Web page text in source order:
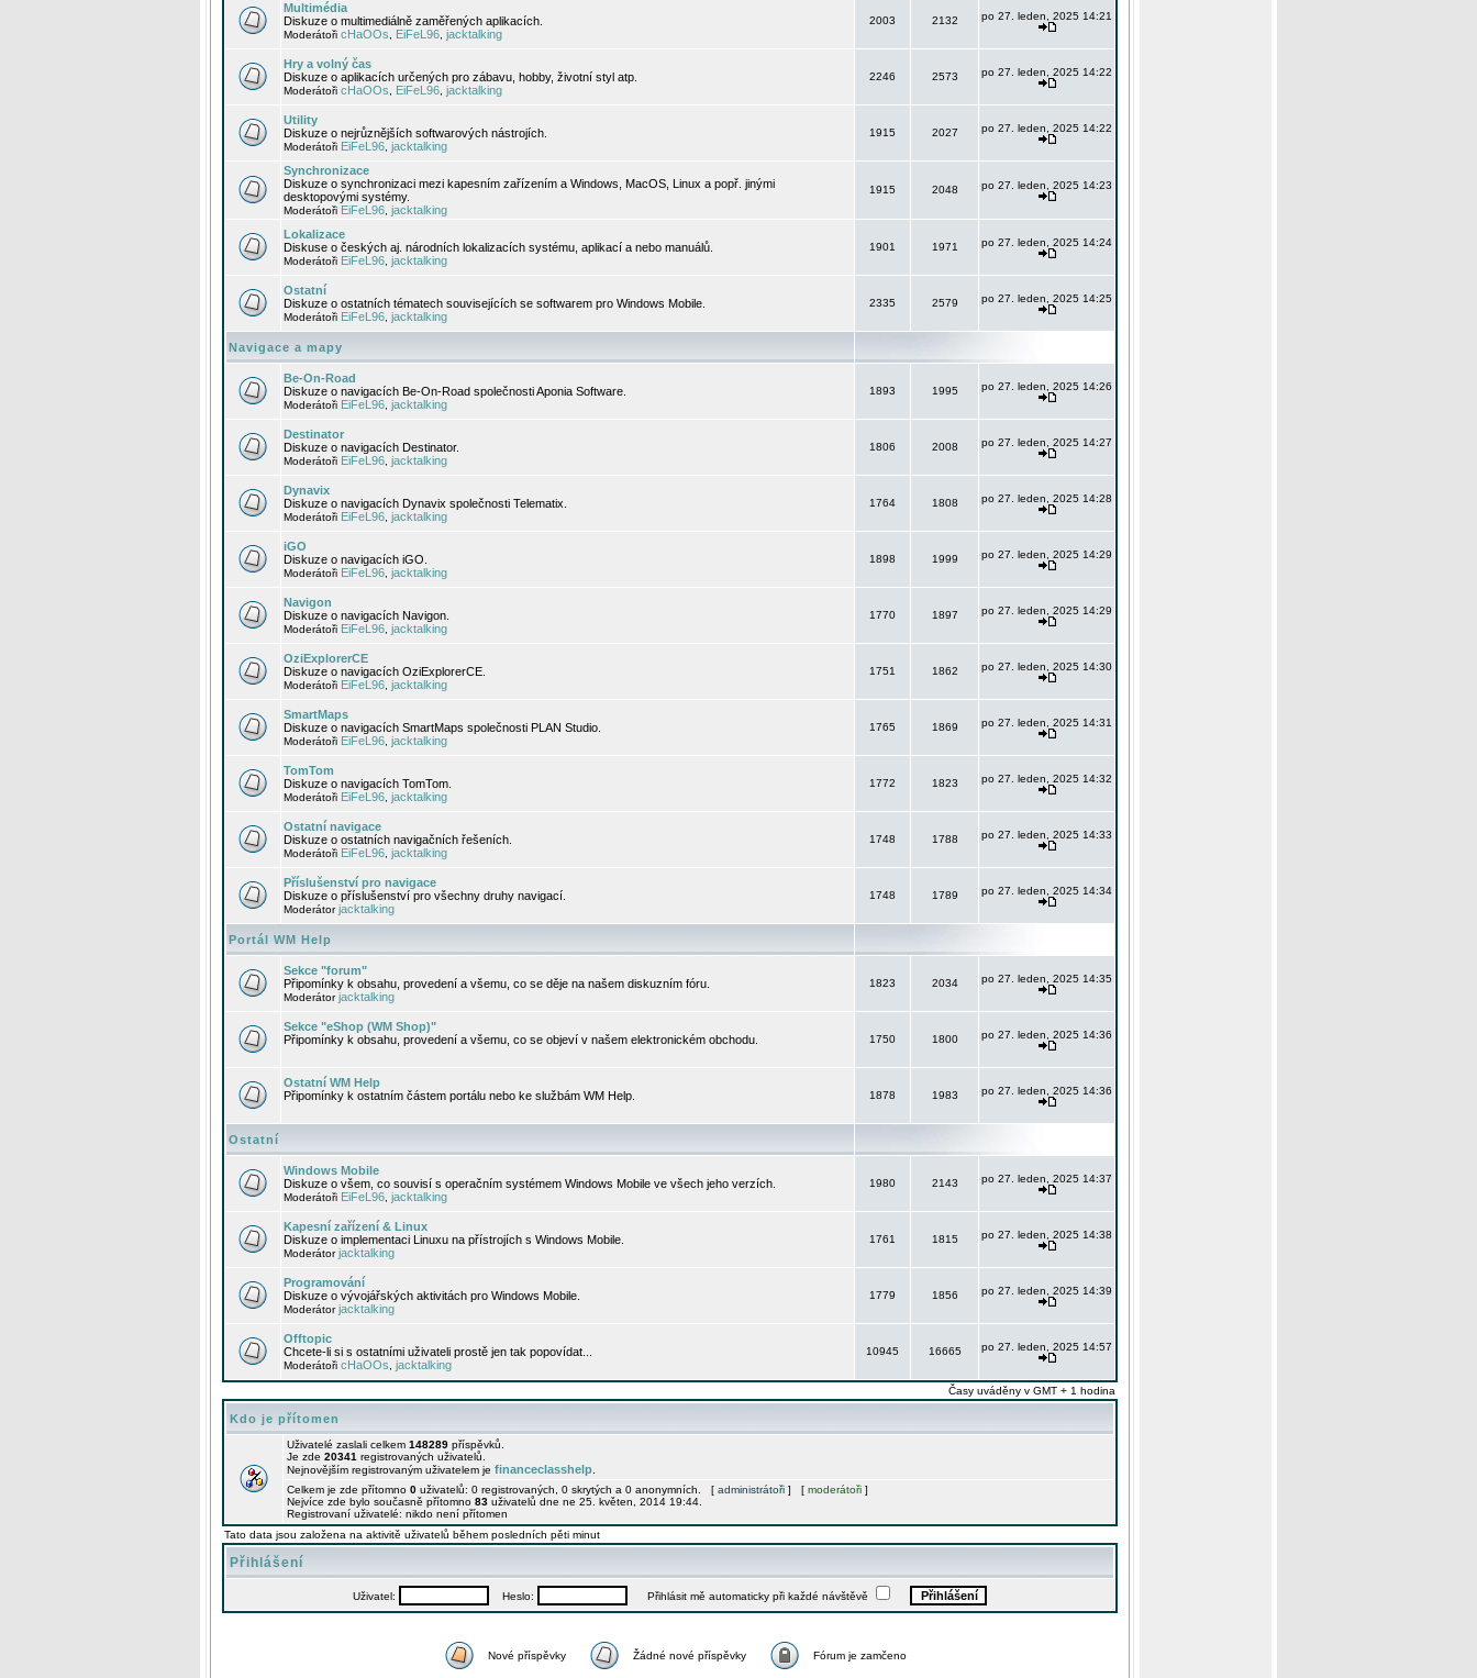
Multimédia
Diskuze o multimediálně zaměřených aplikacích.
Moderátoři cHaOOs EiFeL96 jacktalking
2003 2132 po 27. leden, 2025 14:21
Hry a volný čas
Diskuze o aplikacích určených pro zábavu, hobby, životní styl atp.
Moderátoři cHaOOs EiFeL96 jacktalking
2246 2573 po 27. leden, 2025 14:22
Utility
Diskuze o nejrůznějších softwarových nástrojích.
Moderátoři EiFeL96 jacktalking
1915 2027 po 27. leden, 2025 14:22
Synchronizace
Diskuze o synchronizaci mezi kapesním zařízením a Windows, MacOS, Linux a popř. jinými
desktopovými systémy.
Moderátoři EiFeL96 jacktalking
1915 2048 po 27. leden, 2025 14:23
Lokalizace
Diskuse o českých aj. národních lokalizacích systému, aplikací a nebo manuálů.
Moderátoři EiFeL96 jacktalking
1901 1971 po 27. leden, 2025 14:24
Ostatní
Diskuze o ostatních tématech souvisejících se softwarem pro Windows Mobile.
Moderátoři EiFeL96 jacktalking
2335 2579 po 27. leden, 2025 14:25
Navigace a mapy
Be-On-Road
Diskuze o navigacích Be-On-Road společnosti Aponia Software.
Moderátoři EiFeL96 jacktalking
1893 1995 po 27. leden, 2025 14:26
Destinator
Diskuze o navigacích Destinator.
Moderátoři EiFeL96 jacktalking
1806 2008 po 27. leden, 2025 14:27
Dynavix
Diskuze o navigacích Dynavix společnosti Telematix.
Moderátoři EiFeL96 jacktalking
1764 1808 po 27. leden, 2025 14:28
iGO
Diskuze o navigacích iGO.
Moderátoři EiFeL96 jacktalking
1898 1999 po 27. leden, 2025 14:29
Navigon
Diskuze o navigacích Navigon.
Moderátoři EiFeL96 jacktalking
1770 1897 po 27. leden, 2025 14:29
OziExplorerCE
Diskuze o navigacích OziExplorerCE.
Moderátoři EiFeL96 jacktalking
1751 1862 po 27. leden, 2025 14:30
SmartMaps
Diskuze o navigacích SmartMaps společnosti PLAN Studio.
Moderátoři EiFeL96 jacktalking
1765 1869 po 27. leden, 2025 14:31
TomTom
Diskuze o navigacích TomTom.
Moderátoři EiFeL96 jacktalking
1772 1823 po 27. leden, 2025 14:32
Ostatní navigace
Diskuze o ostatních navigačních řešeních.
Moderátoři EiFeL96 jacktalking
1748 1788 po 27. leden, 2025 14:33
Příslušenství pro navigace
Diskuze o příslušenství pro všechny druhy navigací.
Moderátorjacktalking
1748 1789 po 27. leden, 2025 14:34
Portál WM Help
Sekce "forum"
Připomínky k obsahu, provedení a všemu, co se děje na našem diskuzním fóru.
Moderátorjacktalking
1823 2034 po 27. leden, 2025 14:35
Sekce "eShop (WM Shop)"
Připomínky k obsahu, provedení a všemu, co se objeví v našem elektronickém obchodu.
1750 1800 po 27. leden, 2025 14:36
Ostatní WM Help
Připomínky k ostatním částem portálu nebo ke službám WM Help.
1878 1983 po 27. leden, 2025 14:36
Ostatní
Windows Mobile
Diskuze o všem, co souvisí s operačním systémem Windows Mobile ve všech jeho verzích.
Moderátoři EiFeL96 jacktalking
1980 2143 po 27. leden, 2025 14:37
Kapesní zařízení & Linux
Diskuze o implementaci Linuxu na přístrojích s Windows Mobile.
Moderátorjacktalking
1761 1815 po 27. leden, 2025 14:38
Programování
Diskuze o vývojářských aktivitách pro Windows Mobile.
Moderátorjacktalking
1779 1856 po 27. leden, 2025 14:39
Offtopic
Chcete-li si s ostatními uživateli prostě jen tak popovídat...
Moderátoři cHaOOs jacktalking
10945 16665 po 27. leden, 2025 14:57
Časy uváděny v GMT + 1 hodina
Kdo je přítomen
Uživatelé zaslali celkem 148289 příspěvků.
Je zde 20341 registrovaných uživatelů.
Nejnovějším registrovaným uživatelem je financeclasshelp
Celkem je zde přítomno 0 uživatelů: 0 registrovaných, 0 skrytých a 0 anonymních. [ administrátoři ] [ moderátoři ]
Nejvíce zde bylo současně přítomno 83 uživatelů dne ne 25. květen, 2014 19:44.
Registrovaní uživatelé: nikdo není přítomen
Tato data jsou založena na aktivitě uživatelů během posledních pěti minut
Přihlášení
Uživatel: Heslo: Přihlásit mě automaticky při každé návštěvě
Nové příspěvky Žádné nové příspěvky Fórum je zamčeno